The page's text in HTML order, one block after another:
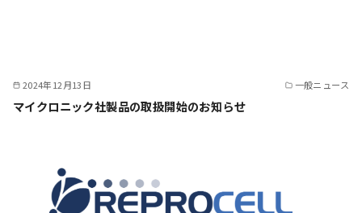
2024年12月13日 一般ニュース
マイクロニック社製品の取扱開始のお知らせ